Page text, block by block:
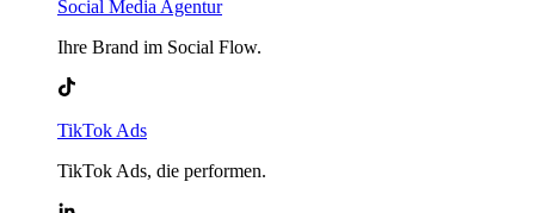
Social Media Agentur
Ihre Brand im Social Flow.
TikTok Ads
TikTok Ads, die performen.